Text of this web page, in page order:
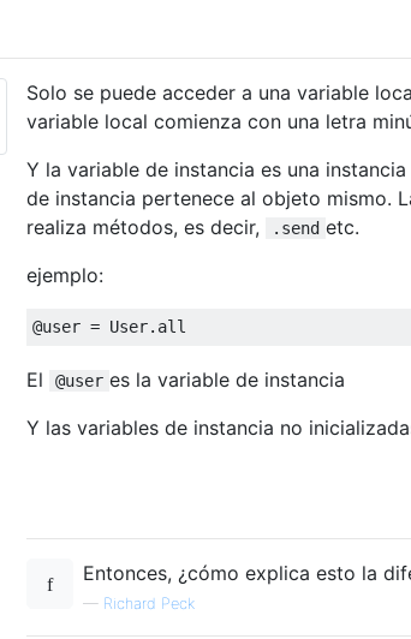
Solo se puede acceder a una variable
variable local comienza con una letra
Y la variable de instancia es una instancia
de instancia pertenece al objeto mismo.
realiza métodos, es decir,
.send etc.
ejemplo:
@user = User. all
El @user es la variable de instancia
Y las variables de instancia no
Entonces, ¿cómo explica esto la
— Richard Peck